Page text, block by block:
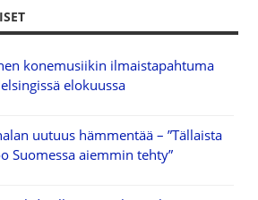
konemusiikin ilmaistapahtuma
elokuussa
uutuus hämmentää – ”Tällaista
Suomessa aiemmin tehty”